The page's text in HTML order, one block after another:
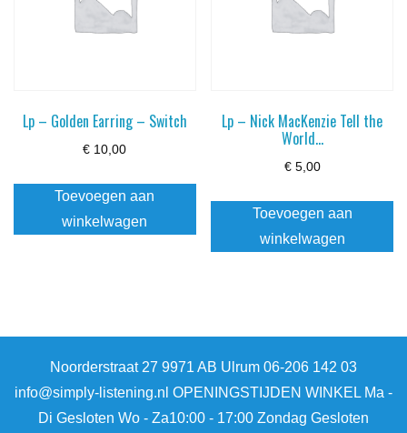
Lp – Golden Earring – Switch
€ 10,00
Toevoegen aan
winkelwagen
Lp – Nick MacKenzie Tell the
World…
€5,00
Toevoegen aan
winkelwagen
Noorderstraat 27 9971 AB Ulrum 06-206 142 03
info@simply-listening.nl OPENINGSTIJDEN WINKEL Ma -
Di Gesloten Wo - Za10:00 - 17:00 Zondag Gesloten